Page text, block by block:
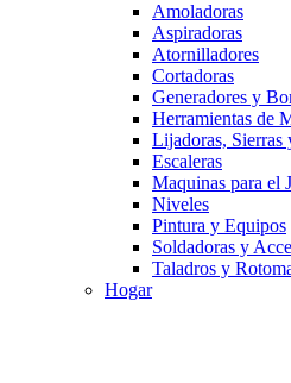
Amoladoras
Aspiradoras
Atornilladores
Cortadoras
Generadores y
Herramientas de
Lijadoras, Sierras
Escaleras
Maquinas para el
Niveles
Pintura y Equipos
Soldadoras y
Taladros y
Hogar